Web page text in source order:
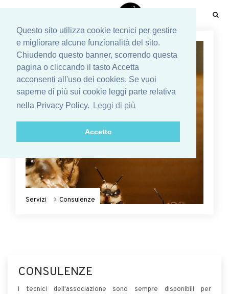
Questo sito utilizza cookie tecnici per gestire
e migliorare alcune funzionalità del sito.
Chiudendo questo banner, scorrendo questa
pagina o cliccando il tasto Accetta
acconsenti all'uso dei cookies. Se vuoi
saperne di più sui cookie leggi parte relativa
nella Privacy Policy.
Leggi di più
Accetto
Servizi Consulenze
CONSULENZE
I tecnici dell'associazione sono sempre disponibili per